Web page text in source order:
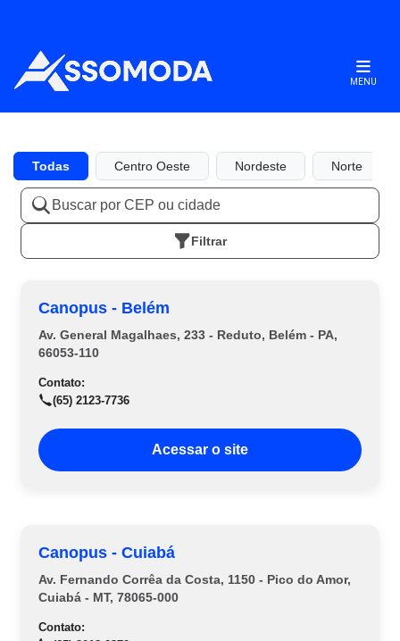
MENU
Todas Centro Oeste Nordeste Norte
Filtrar
Canopus - Belém
Av. General Magalhaes, 233 - Reduto, Belém - PA,
66053-110
Contato:
(65) 2123-7736
Acessar o site
Canopus - Cuiabá
Av. Fernando Corrêa da Costa, 1150 - Pico do Amor,
Cuiabá - MT, 78065-000
Contato: